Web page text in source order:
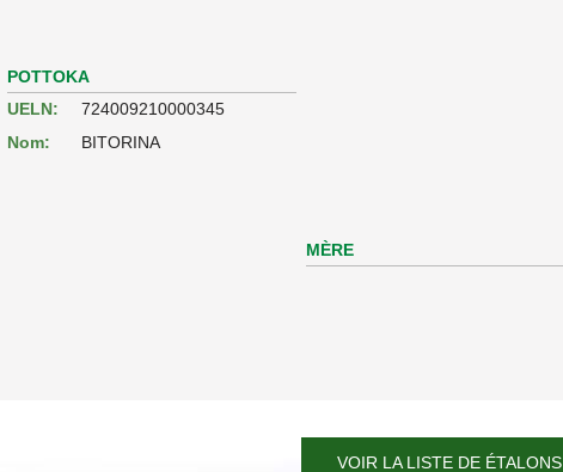
POTTOKA
UELN:
724009210000345
Nom:
BITORINA
MÈRE
VOIR LA LISTE DE ÉTALONS